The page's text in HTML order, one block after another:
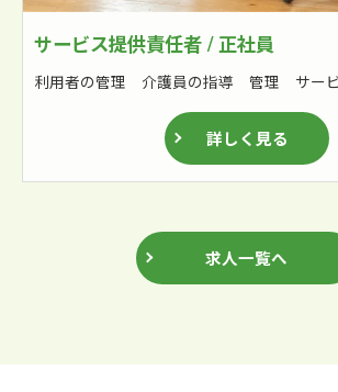
サービス提供責任者 / 正社員
詳しく見る
求人一覧へ